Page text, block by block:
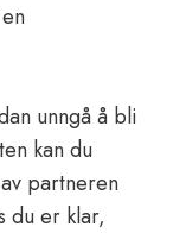
unngå å bli
kan du
partneren
du er klar,